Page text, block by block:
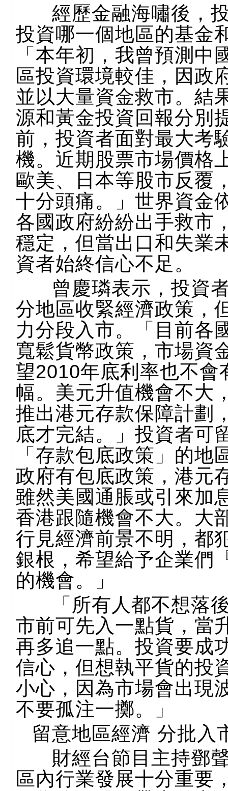
經歷金融海嘯後，
投資哪一個地區的基金
「本年初，我曾預測中
區投資環境較佳，因政
並以大量資金救市。結
源和黃金投資回報分別
前，投資者面對最大考
機。近期股票市場價格
歐美、日本等股市反覆
十分頭痛。」世界資金
各國政府紛紛出手救市
穩定，但當出口和失業
資者始終信心不足。
曾慶璘表示，投資
分地區收緊經濟政策，
力分段入市。「目前各
寬鬆貨幣政策，市場資
望2010年底利率也不會
幅。美元升值機會不大
推出港元存款保障計劃
底才完結。」投資者可
「存款包底政策」的地
政府有包底政策，港元
雖然美國通脹或引來加
香港跟隨機會不大。大
行見經濟前景不明，都
銀根，希望給予企業們
的機會。」
「所有人都不想落
市前可先入一點貨，當
再多追一點。投資要成
信心，但想執平貨的投
小心，因為市場會出現
不要孤注一擲。」
留意地區經濟 分批入
財經台節目主持鄧
區內行業發展十分重要